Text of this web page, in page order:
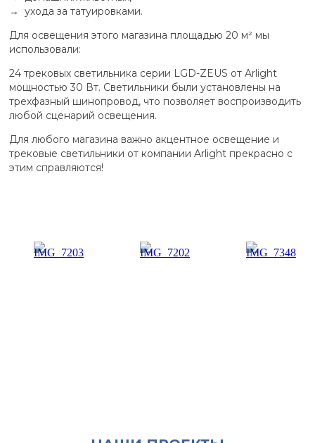
→ ухода за татуировками.
Для освещения этого магазина площадью 20 м² мы
использовали:
24 трековых светильника серии LGD-ZEUS от Arlight
мощностью 30 Вт. Светильники были установлены на
трехфазный шинопровод, что позволяет воспроизводить
любой сценарий освещения.
Для любого магазина важно акцентное освещение и
трековые светильники от компании Arlight прекрасно с
этим справляются!